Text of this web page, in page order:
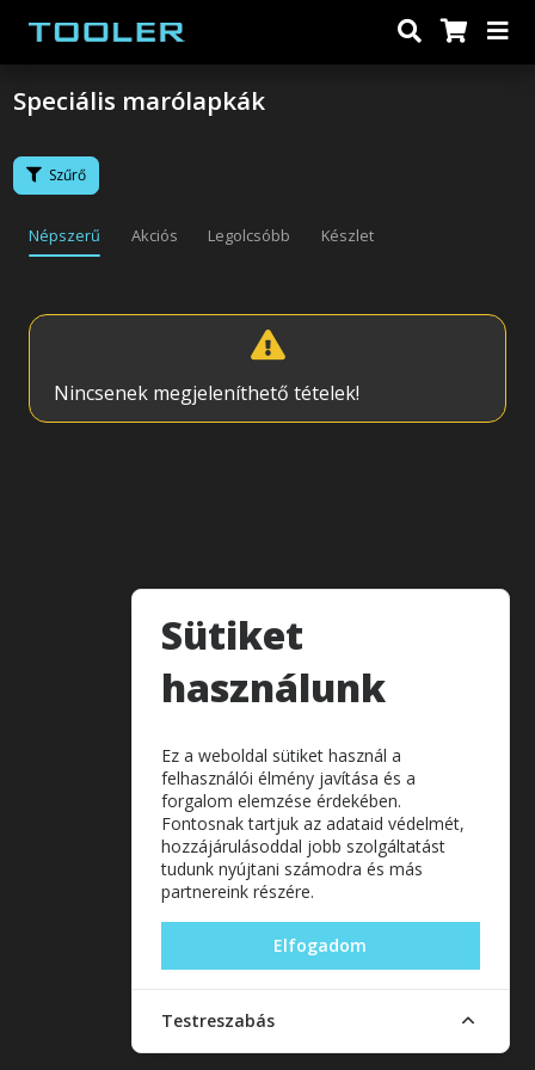
Speciális marólapkák
Szűrő
Népszerű Akciós Legolcsóbb Készlet
Nincsenek megjeleníthető tételek!
Sütiket
használunk
Ez a weboldal sütiket használ a
felhasználói élmény javítása és a
forgalom elemzése érdekében.
Fontosnak tartjuk az adataid védelmét,
hozzájárulásoddal jobb szolgáltatást
tudunk nyújtani számodra és más
partnereink részére.
Elfogadom
Testreszabás